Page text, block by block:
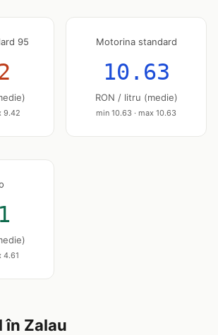
95
9.42
Motorina standard
10.63
RON / litru (medie)
min 10.63 · max 10.63
4.61
în Zalau